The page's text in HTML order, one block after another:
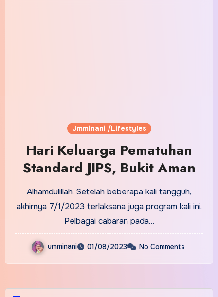
Umminani /Lifestyles
Hari Keluarga Pematuhan
Standard JIPS, Bukit Aman
Alhamdulillah. Setelah beberapa kali tangguh,
akhirnya 7/1/2023 terlaksana juga program kali ini.
Pelbagai cabaran pada…
umminani 01/08/2023 No Comments